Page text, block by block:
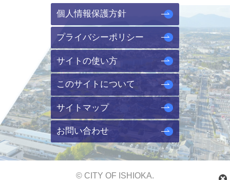
個人情報保護方針
プライバシーポリシー
サイトの使い方
このサイトについて
サイトマップ
お問い合わせ
© CITY OF ISHIOKA.